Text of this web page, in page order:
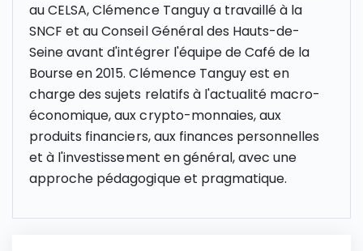
au CELSA, Clémence Tanguy a travaillé à la
SNCF et au Conseil Général des Hauts-de-
Seine avant d'intégrer l'équipe de Café de la
Bourse en 2015. Clémence Tanguy est en
charge des sujets relatifs à l'actualité macro-
économique, aux crypto-monnaies, aux
produits financiers, aux finances personnelles
et à l'investissement en général, avec une
approche pédagogique et pragmatique.